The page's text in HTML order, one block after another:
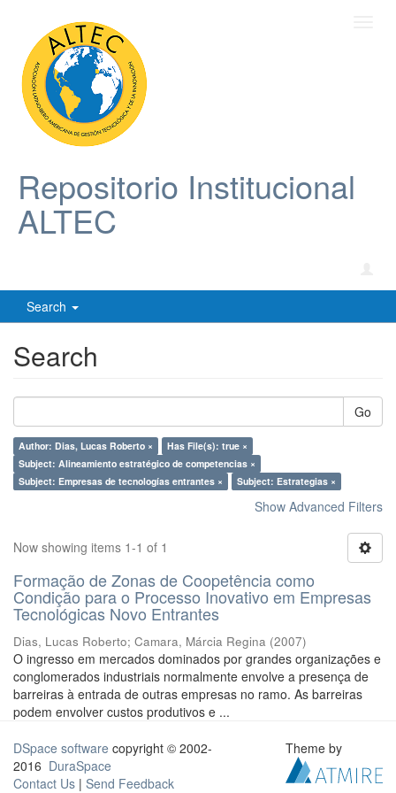
Repositorio Institucional
ALTEC
Search
Search
Go
Author: Dias, Lucas Roberto ×
Has File(s): true ×
Subject: Alineamiento estratégico de competencias ×
Subject: Empresas de tecnologías entrantes ×
Subject: Estrategias ×
Show Advanced Filters
Now showing items 1-1 of 1
Formação de Zonas de Coopetência como
Condição para o Processo Inovativo em Empresas
Tecnológicas Novo Entrantes
Dias, Lucas Roberto; Camara, Márcia Regina (2007)
O ingresso em mercados dominados por grandes organizações e
conglomerados industriais normalmente envolve a presença de
barreiras à entrada de outras empresas no ramo. As barreiras
podem envolver custos produtivos e ...
DSpace software copyright © 2002-
2016 DuraSpace
Contact Us | Send Feedback
Theme by